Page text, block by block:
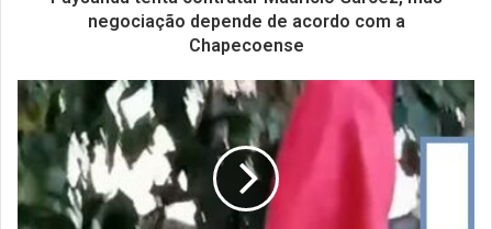
negociação depende de acordo com a
Chapecoense